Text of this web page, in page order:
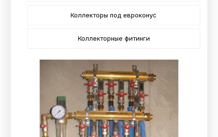
Коллекторы под евроконус
Коллекторные фитинги